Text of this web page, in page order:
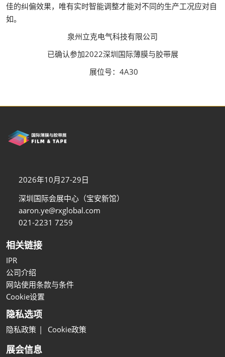
佳的纠偏效果，唯有实时智能调整才能对不同的生产工况应对自
如。
泉州立克电气科技有限公司
已确认参加2022深圳国际薄膜与胶带展
展位号：4A30
2026年10月27-29日
深圳国际会展中心（宝安新馆）
aaron.ye@rxglobal.com
021-2231 7259
相关链接
IPR
公司介绍
网站使用条款与条件
Cookie设置
隐私选项
隐私政策 Cookie政策
展会信息